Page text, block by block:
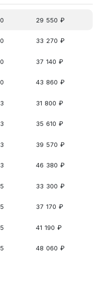
29 550 ₽
33 270 ₽
37 140 ₽
43 860 ₽
31 800 ₽
35 610 ₽
39 570 ₽
46 380 ₽
33 300 ₽
37 170 ₽
41 190 ₽
48 060 ₽